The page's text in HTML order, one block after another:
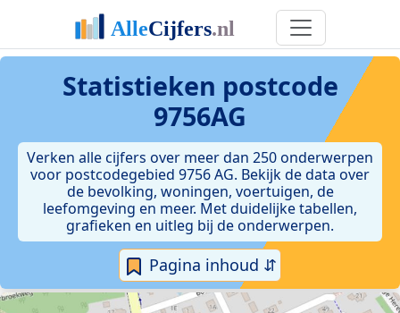
Statistieken postcode
9756AG
Verken alle cijfers over meer dan 250 onderwerpen
voor postcodegebied 9756 AG. Bekijk de data over
de bevolking, woningen, voertuigen, de
leefomgeving en meer. Met duidelijke tabellen,
grafieken en uitleg bij de onderwerpen.
Pagina inhoud ⇵